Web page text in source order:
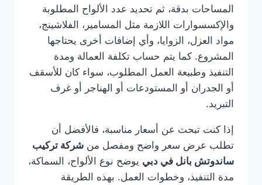
المساحات بدقة، ثم تحديد عدد الألواح المطلوبة
والإكسسوارات اللازمة مثل المسامير، الفلاشينج،
مواد العزل، الزوايا، وأي إضافات أخرى يحتاجها
المشروع. كما يتم حساب تكلفة العمالة ومدة
التنفيذ وطبيعة العمل المطلوب، سواء كان للأسقف
أو الجدران أو المستودعات أو الهناجر أو غرف
التبريد.
إذا كنت تبحث عن أسعار مناسبة، فالأفضل أن
تطلب عرض سعر واضح ومفصل من شركة تركيب
ساندوتش بانل في دبي يوضح نوع الألواح، السماكة،
مدة التنفيذ، وخطوات العمل. بهذه الطريقة